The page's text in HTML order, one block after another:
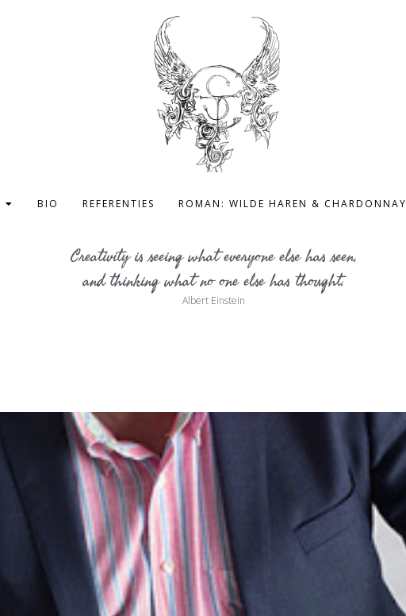
BIO REFERENTIES ROMAN: WILDE HAREN & CHARDONNAY
Creativity is seeing what everyone else has seen,
and thinking what no one else has thought.
Albert Einstein